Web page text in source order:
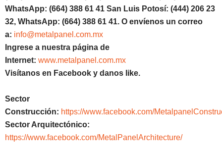
WhatsApp: (664) 388 61 41 San Luis Potosí: (444) 206 23
32, WhatsApp: (664) 388 61 41. O envíenos un correo
a: info@metalpanel.com.mx
Ingrese a nuestra página de
Internet: www.metalpanel.com.mx
Visítanos en Facebook y danos like.
Sector
Construcción: https://www.facebook.com/
Sector Arquitectónico:
https://www.facebook.com/MetalPanelArchitecture/